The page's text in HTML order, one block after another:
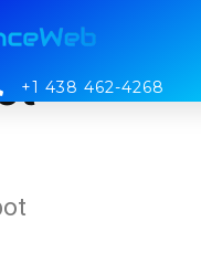
+1 438 462-4268